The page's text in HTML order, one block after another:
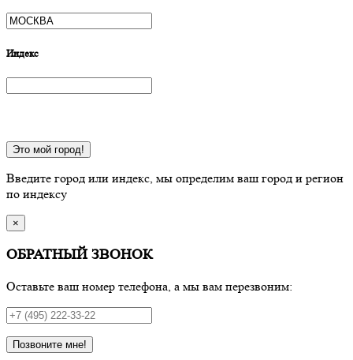
Индекс
Это мой город!
Введите город или индекс, мы определим ваш город и регион
по индексу
×
ОБРАТНЫЙ ЗВОНОК
Оставьте ваш номер телефона, а мы вам перезвоним:
Позвоните мне!